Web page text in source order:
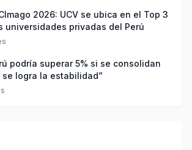
2026: UCV se ubica en el Top 3
universidades privadas del Perú
podría superar 5% si se consolidan
se logra la estabilidad”